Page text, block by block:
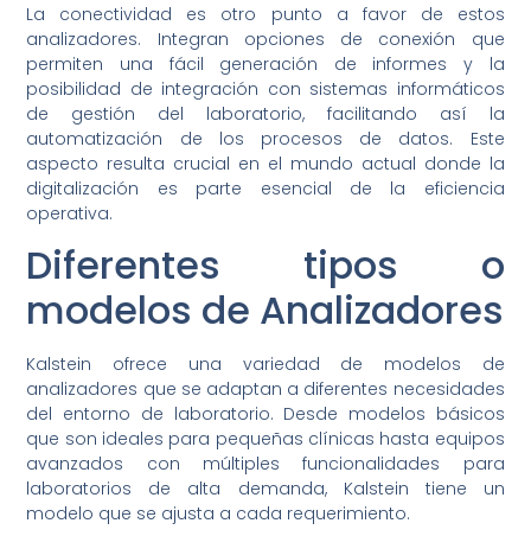
La conectividad es otro punto a favor de estos
analizadores. Integran opciones de conexión que
permiten una fácil generación de informes y la
posibilidad de integración con sistemas informáticos
de gestión del laboratorio, facilitando así la
automatización de los procesos de datos. Este
aspecto resulta crucial en el mundo actual donde la
digitalización es parte esencial de la eficiencia
operativa.
Diferentes tipos o
modelos de Analizadores
Kalstein ofrece una variedad de modelos de
analizadores que se adaptan a diferentes necesidades
del entorno de laboratorio. Desde modelos básicos
que son ideales para pequeñas clínicas hasta equipos
avanzados con múltiples funcionalidades para
laboratorios de alta demanda, Kalstein tiene un
modelo que se ajusta a cada requerimiento.